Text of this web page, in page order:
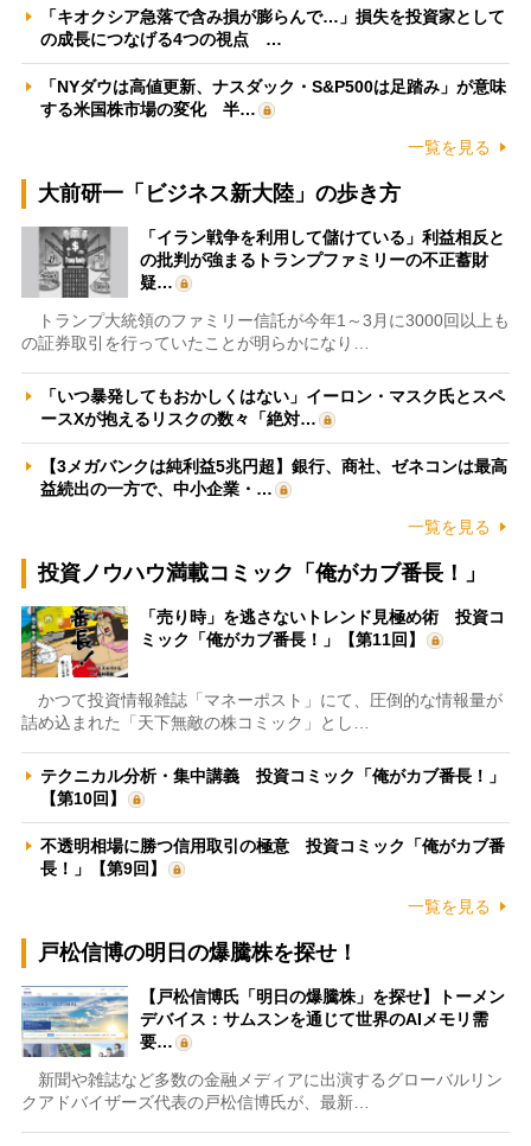
「キオクシア急落で含み損が膨らんで…」損失を投資家として
の成長につなげる4つの視点 …
「NYダウは高値更新、ナスダック・S&P500は足踏み」が意味
する米国株市場の変化 半…
一覧を見る
大前研一「ビジネス新大陸」の歩き方
「イラン戦争を利用して儲けている」利益相反と
の批判が強まるトランプファミリーの不正蓄財
疑…
トランプ大統領のファミリー信託が今年1～3月に3000回以上も
の証券取引を行っていたことが明らかになり…
「いつ暴発してもおかしくはない」イーロン・マスク氏とスペ
ースXが抱えるリスクの数々「絶対…
【3メガバンクは純利益5兆円超】銀行、商社、ゼネコンは最高
益続出の一方で、中小企業・…
一覧を見る
投資ノウハウ満載コミック「俺がカブ番長！」
「売り時」を逃さないトレンド見極め術 投資コ
ミック「俺がカブ番長！」【第11回】
かつて投資情報雑誌「マネーポスト」にて、圧倒的な情報量が
詰め込まれた「天下無敵の株コミック」とし…
テクニカル分析・集中講義 投資コミック「俺がカブ番長！」
【第10回】
不透明相場に勝つ信用取引の極意 投資コミック「俺がカブ番
長！」【第9回】
一覧を見る
戸松信博の明日の爆騰株を探せ！
【戸松信博氏「明日の爆騰株」を探せ】トーメン
デバイス：サムスンを通じて世界のAIメモリ需
要…
新聞や雑誌など多数の金融メディアに出演するグローバルリン
クアドバイザーズ代表の戸松信博氏が、最新…